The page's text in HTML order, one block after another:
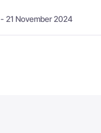
- 21 November 2024